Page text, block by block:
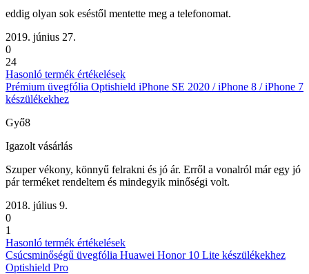
eddig olyan sok eséstől mentette meg a telefonomat.
2019. június 27.
0
24
Hasonló termék értékelések
Prémium üvegfólia Optishield iPhone SE 2020 / iPhone 8 / iPhone 7
készülékekhez
Győ8
Igazolt vásárlás
Szuper vékony, könnyű felrakni és jó ár. Erről a vonalról már egy jó
pár terméket rendeltem és mindegyik minőségi volt.
2018. július 9.
0
1
Hasonló termék értékelések
Csúcsminőségű üvegfólia Huawei Honor 10 Lite készülékekhez
Optishield Pro